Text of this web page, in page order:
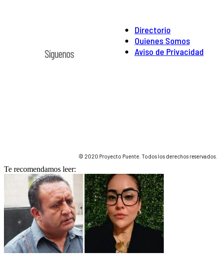
Directorio
Quienes Somos
Aviso de Privacidad
Síguenos
© 2020 Proyecto Puente. Todos los derechos reservados.
Te recomendamos leer: